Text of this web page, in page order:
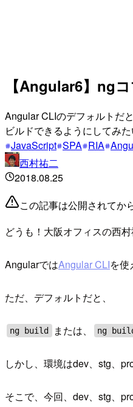
【Angular6】ng
Angular CLIのデフォルトだ
ビルドできるようにしてみた
JavaScript SPA RIA
西村祐二
2018.08.25
この記事は公開されてか
どうも！大阪オフィスの西村
AngularではAngular CLIを使
ただ、デフォルトだと、
ng build または、 ng
しかし、環境はdev、stg、
そこで、今回、dev、stg、